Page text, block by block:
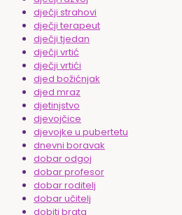
dječji strahovi
dječji terapeut
dječji tjedan
dječji vrtić
dječji vrtići
djed božićnjak
djed mraz
djetinjstvo
djevojčice
djevojke u pubertetu
dnevni boravak
dobar odgoj
dobar profesor
dobar roditelj
dobar učitelj
dobiti brata